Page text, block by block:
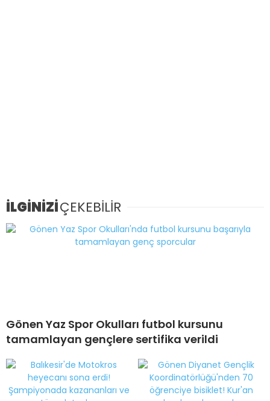
İLGİNİZİÇEKEBİLİR
Gönen Yaz Spor Okulları futbol kursunu
tamamlayan gençlere sertifika verildi